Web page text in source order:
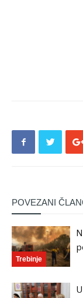
POVEZANI
Trebinje